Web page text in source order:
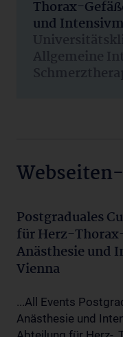
Thorax-
und
Allgemeine
Postgraduales
für Herz-
Anästhesie und
Vienna
...All Events
Anästhesie und